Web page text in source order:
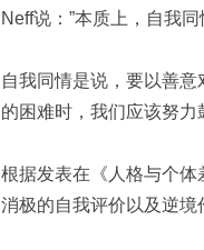
Neff说：”本质上，自我
自我同情是说，要以善
的困难时，我们应该努力
根据发表在《人格与个
消极的自我评价以及逆境